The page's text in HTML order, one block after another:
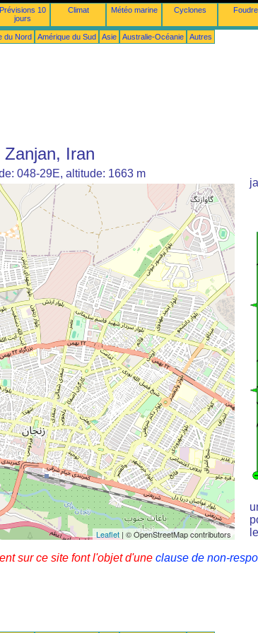
Prévisions 10
jours
Climat Météo marine Cyclones Foudre
du Nord Amérique du Sud Asie Australie-Océanie Autres
Zanjan, Iran
048-29E, altitude: 1663 m
Leaflet | © OpenStreetMap contributors
sur ce site font l'objet d'une clause de non-